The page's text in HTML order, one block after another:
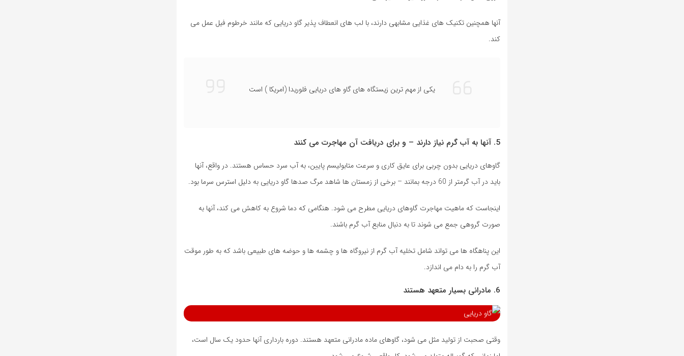
آنها همچنین تکنیک های غذایی مشابهی دارند، با لب های انعطاف پذیر گاو دریایی که مانند خرطوم فیل عمل می
کند.
یکی از مهم ترین زیستگاه های گاو های دریایی فلوریدا (امریکا ) است
5. آنها به آب گرم نیاز دارند – و برای دریافت آن مهاجرت می کنند
گاوهای دریایی بدون چربی برای عایق کاری و سرعت متابولیسم پایین، به آب سرد حساس هستند. در واقع، آنها
باید در آب گرمتر از 60 درجه بمانند – برخی از زمستان ها شاهد مرگ صدها گاو دریایی به دلیل استرس سرما بود.
اینجاست که ماهیت مهاجرت گاوهای دریایی مطرح می شود. هنگامی که دما شروع به کاهش می کند، آنها به
صورت گروهی جمع می شوند تا به دنبال منابع آب گرم باشند.
این پناهگاه ها می تواند شامل تخلیه آب گرم از نیروگاه ها و چشمه ها و حوضه های طبیعی باشد که به طور موقت
آب گرم را به دام می اندازد.
6. مادرانی بسیار متعهد هستند
وقتی صحبت از تولید مثل می شود، گاوهای ماده مادرانی متعهد هستند. دوره بارداری آنها حدود یک سال است،